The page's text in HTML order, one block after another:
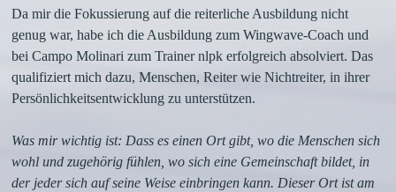
Da mir die Fokussierung auf die reiterliche Ausbildung nicht
genug war, habe ich die Ausbildung zum Wingwave-Coach und
bei Campo Molinari zum Trainer nlpk erfolgreich absolviert. Das
qualifiziert mich dazu, Menschen, Reiter wie Nichtreiter, in ihrer
Persönlichkeitsentwicklung zu unterstützen.
Was mir wichtig ist: Dass es einen Ort gibt, wo die Menschen sich
wohl und zugehörig fühlen, wo sich eine Gemeinschaft bildet, in
der jeder sich auf seine Weise einbringen kann. Dieser Ort ist am